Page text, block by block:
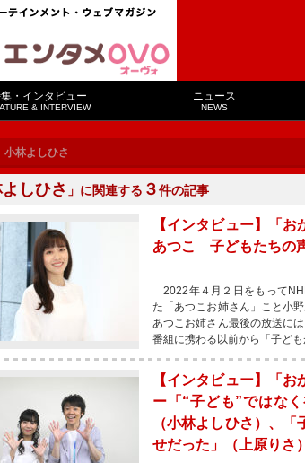
・インタビュー
& INTERVIEW
ニュース
NEWS
小林よしひさ
しひさ 」に関連する ３件の記事
【インタビュー】「
あつこ 子どもたちの
2022年４月２日をもって
た「あつこお姉さん」こと小
あつこお姉さん最後の放送に
番組に携わる以前から「子ども
【インタビュー】「
ー「“子ども”ではな
（小林よしひさ）、
せだった」（上原りさ）